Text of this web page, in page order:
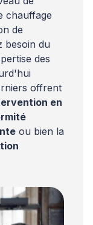
chauffage
de
besoin du
des
offrent
en
ou bien la